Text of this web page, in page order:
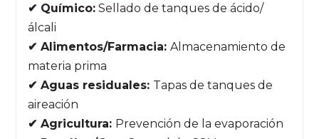
✔ Químico: Sellado de tanques de ácido/
álcali
✔ Alimentos/Farmacia:Almacenamiento de
materia prima
✔ Aguas residuales: Tapas de tanques de
aireación
✔ Agricultura: Prevención de la evaporación